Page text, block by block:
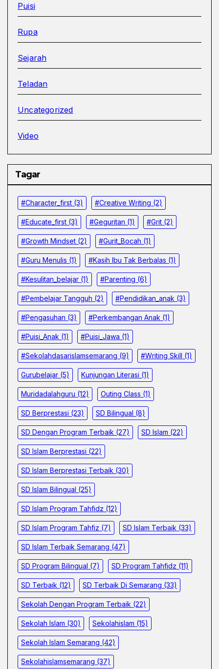
Puisi
Rupa
Sejarah
Teladan
Uncategorized
Video
Tagar
#character_first (3) #Creative Writing (2)
#educate_first (3) #Geguritan (1) #grit (2)
#growth Mindset (2) #Gurit_Bocah (1)
#Guru Menulis (1) #kasih Ibu Tak Berbalas (1)
#kesulitan_belajar (1) #parenting (6)
#pembelajar Tangguh (2) #pendidikan_anak (3)
#pengasuhan (3) #Perkembangan Anak (1)
#Puisi_Anak (1) #Puisi_Jawa (1)
#sekolahdasarislamsemarang (9) #Writing Skill (1)
Gurubelajar (5) Kunjungan Literasi (1)
Muridadalahguru (12) Outing Class (1)
SD Berprestasi (23) SD Bilingual (8)
SD Dengan Program Terbaik (27) SD Islam (22)
SD Islam Berprestasi (22)
SD Islam Berprestasi Terbaik (30)
SD Islam Bilingual (25)
SD Islam Program Tahfidz (12)
SD Islam Program Tahfiz (7) SD Islam Terbaik (33)
SD Islam Terbaik Semarang (47)
SD Program Bilingual (7) SD Program Tahfidz (11)
SD Terbaik (12) SD Terbaik Di Semarang (33)
Sekolah Dengan Program Terbaik (22)
Sekolah Islam (30) Sekolahislam (15)
Sekolah Islam Semarang (42)
Sekolahislamsemarang (37)